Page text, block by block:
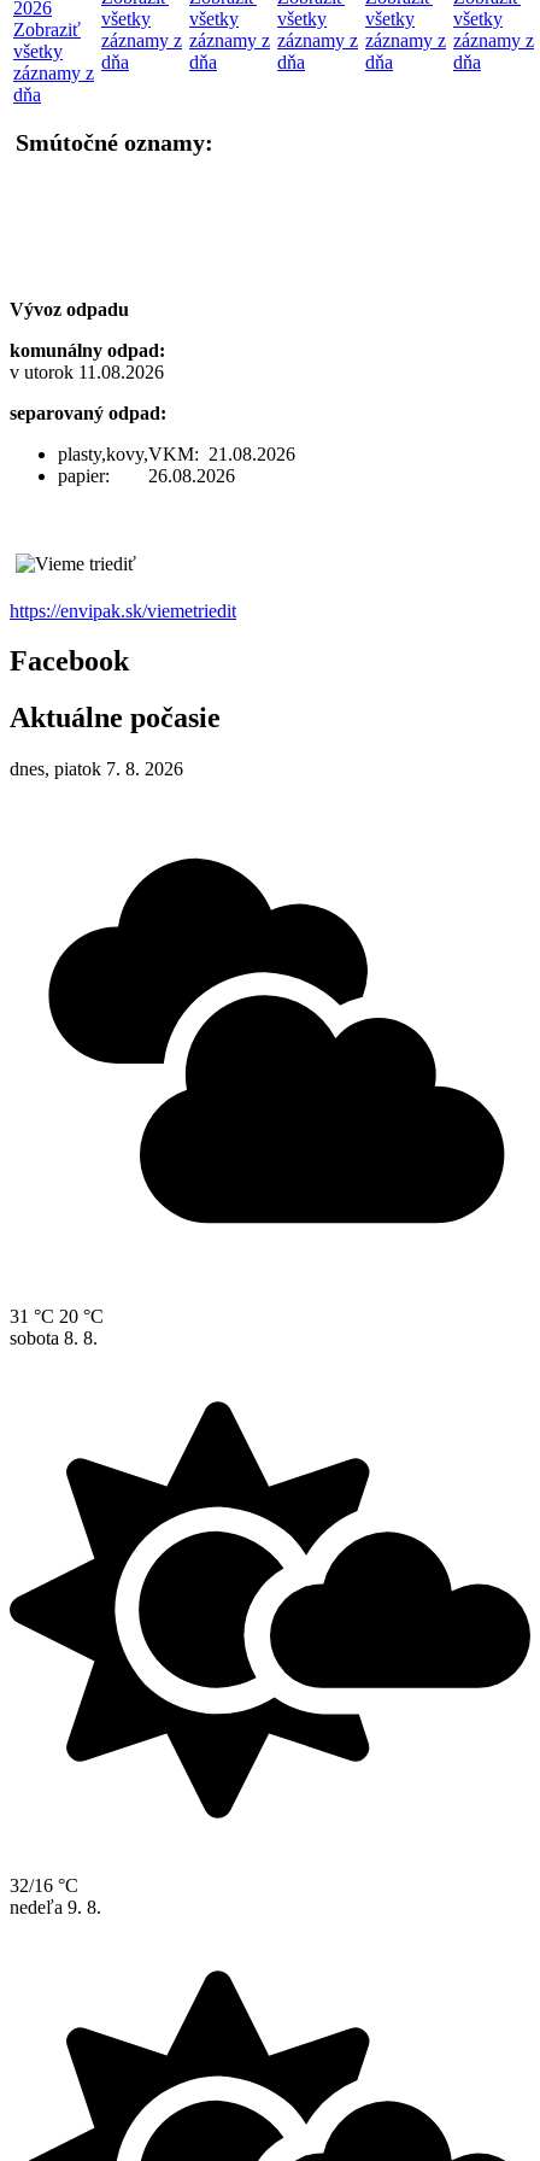
2026
Zobraziť
všetky
záznamy z
dňa
všetky
záznamy z
dňa
všetky
záznamy z
dňa
všetky
záznamy z
dňa
všetky
záznamy z
dňa
všetky
záznamy z
dňa
Smútočné oznamy:
Vývoz odpadu
komunálny odpad:
v utorok 11.08.2026
separovaný odpad:
plasty,kovy,VKM: 21.08.2026
papier: 26.08.2026
https://envipak.sk/viemetriedit
Facebook
Aktuálne počasie
dnes, piatok 7. 8. 2026
31 °C 20 °C
sobota 8. 8.
32/16 °C
nedeľa 9. 8.